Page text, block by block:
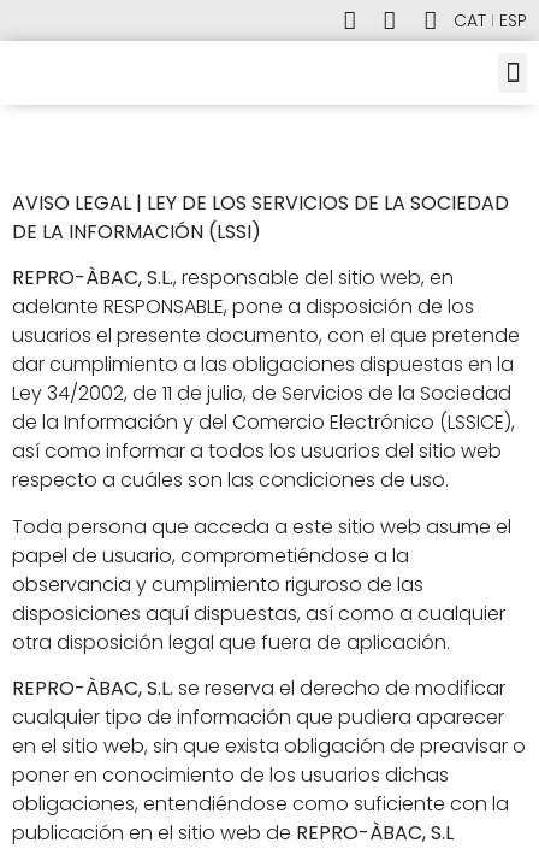
CAT ESP
AVISO LEGAL | LEY DE LOS SERVICIOS DE LA SOCIEDAD
DE LA INFORMACIÓN (LSSI)
REPRO-ÀBAC, S.L., responsable del sitio web, en
adelante RESPONSABLE, pone a disposición de los
usuarios el presente documento, con el que pretende
dar cumplimiento a las obligaciones dispuestas en la
Ley 34/2002, de 11 de julio, de Servicios de la Sociedad
de la Información y del Comercio Electrónico (LSSICE),
así como informar a todos los usuarios del sitio web
respecto a cuáles son las condiciones de uso.
Toda persona que acceda a este sitio web asume el
papel de usuario, comprometiéndose a la
observancia y cumplimiento riguroso de las
disposiciones aquí dispuestas, así como a cualquier
otra disposición legal que fuera de aplicación.
REPRO-ÀBAC, S.L. se reserva el derecho de modificar
cualquier tipo de información que pudiera aparecer
en el sitio web, sin que exista obligación de preavisar o
poner en conocimiento de los usuarios dichas
obligaciones, entendiéndose como suficiente con la
publicación en el sitio web de REPRO-ÀBAC, S.L